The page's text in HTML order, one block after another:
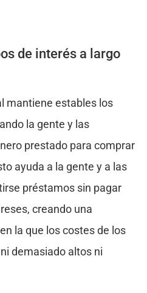
de interés a largo
mantiene estables los
la gente y las
prestado para comprar
ayuda a la gente y a las
préstamos sin pagar
creando una
la que los costes de los
demasiado altos ni